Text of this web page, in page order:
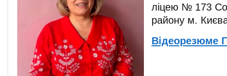
ліцею № 173
району м.
Відеорезюме